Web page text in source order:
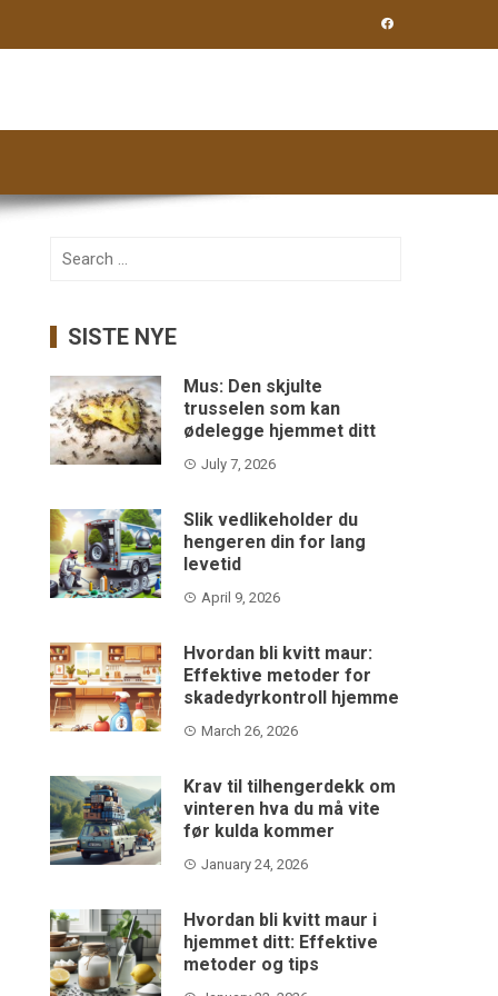
Search
SISTE NYE
Mus: Den skjulte
trusselen som kan
ødelegge hjemmet ditt
July 7, 2026
Slik vedlikeholder du
hengeren din for lang
levetid
April 9, 2026
Hvordan bli kvitt maur:
Effektive metoder for
skadedyrkontroll hjemme
March 26, 2026
Krav til tilhengerdekk om
vinteren hva du må vite
før kulda kommer
January 24, 2026
Hvordan bli kvitt maur i
hjemmet ditt: Effektive
metoder og tips